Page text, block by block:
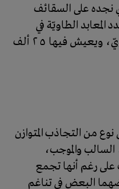
نجده على السقائف
المعابد الطاويّة في
الصين أكثر من 1500 معبد طاويّ، ويعيش فيها 25 ألف
من التجاذب المتوازن
السالب والموجب،
على رغم أنها تجمع
البعض في تناغم